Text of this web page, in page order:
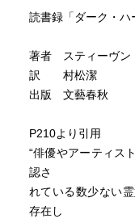
読書録「ダーク・ハ
著者 スティーヴン
訳 村松潔
出版 文藝春秋
P210より引用
“俳優やアーティス
認さ
れている数少ない
存在し